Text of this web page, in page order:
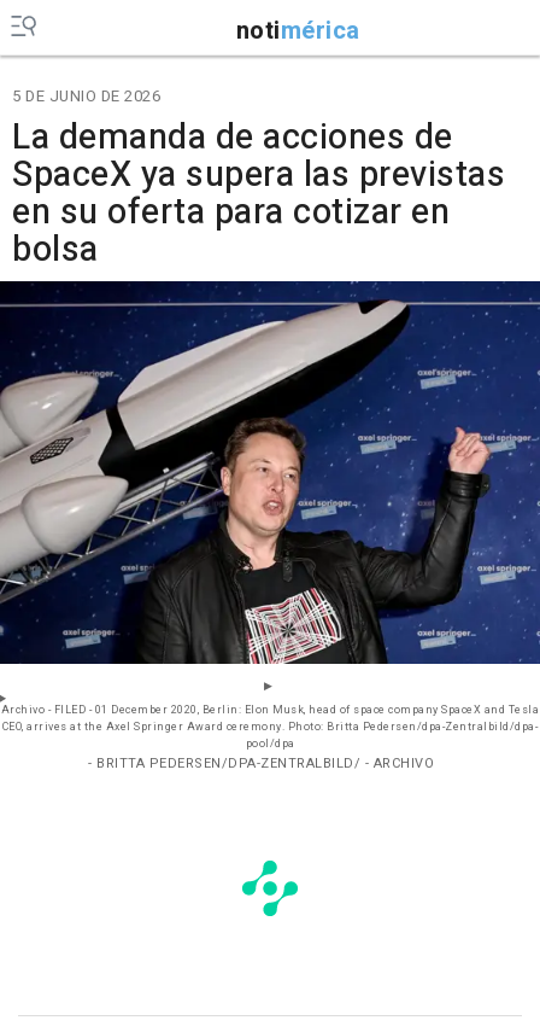
notimérica
5 DE JUNIO DE 2026
La demanda de acciones de
SpaceX ya supera las previstas
en su oferta para cotizar en
bolsa
Archivo - FILED - 01 December 2020, Berlin: Elon Musk, head of space company SpaceX and Tesla
CEO, arrives at the Axel Springer Award ceremony. Photo: Britta Pedersen/dpa-Zentralbild/dpa-
pool/dpa
- BRITTA PEDERSEN/DPA-ZENTRALBILD/ - ARCHIVO